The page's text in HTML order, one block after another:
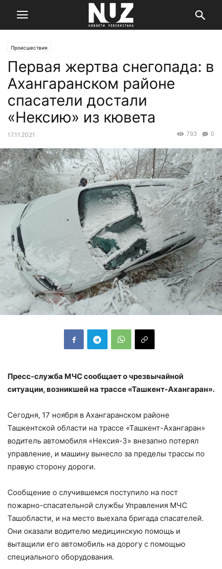
Происшествия
Первая жертва снегопада: в
Ахангаранском районе
спасатели достали
«Нексию» из кювета
17.11.2021 0
793
Пресс-служба МЧС сообщает о чрезвычайной
ситуации, возникшей на трассе «Ташкент-Ахангаран».
Сегодня, 17 ноября в Ахангаранском районе
Ташкентской области на трассе «Ташкент-Ахангаран»
водитель автомобиля «Нексия-3» внезапно потерял
управление, и машину вынесло за пределы трассы по
правую сторону дороги.
Сообщение о случившемся поступило на пост
пожарно-спасательной службы Управления МЧС
Ташобласти, и на место выехала бригада спасателей.
Они оказали водителю медицинскую помощь и
вытащили его автомобиль на дорогу с помощью
специального оборудования.